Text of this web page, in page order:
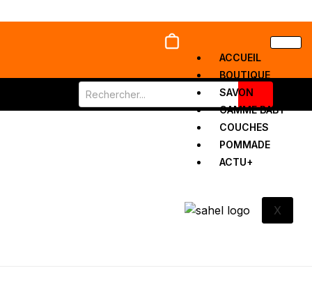
ACCUEIL
BOUTIQUE
SAVON
GAMME BABY
COUCHES
POMMADE
ACTU+
X